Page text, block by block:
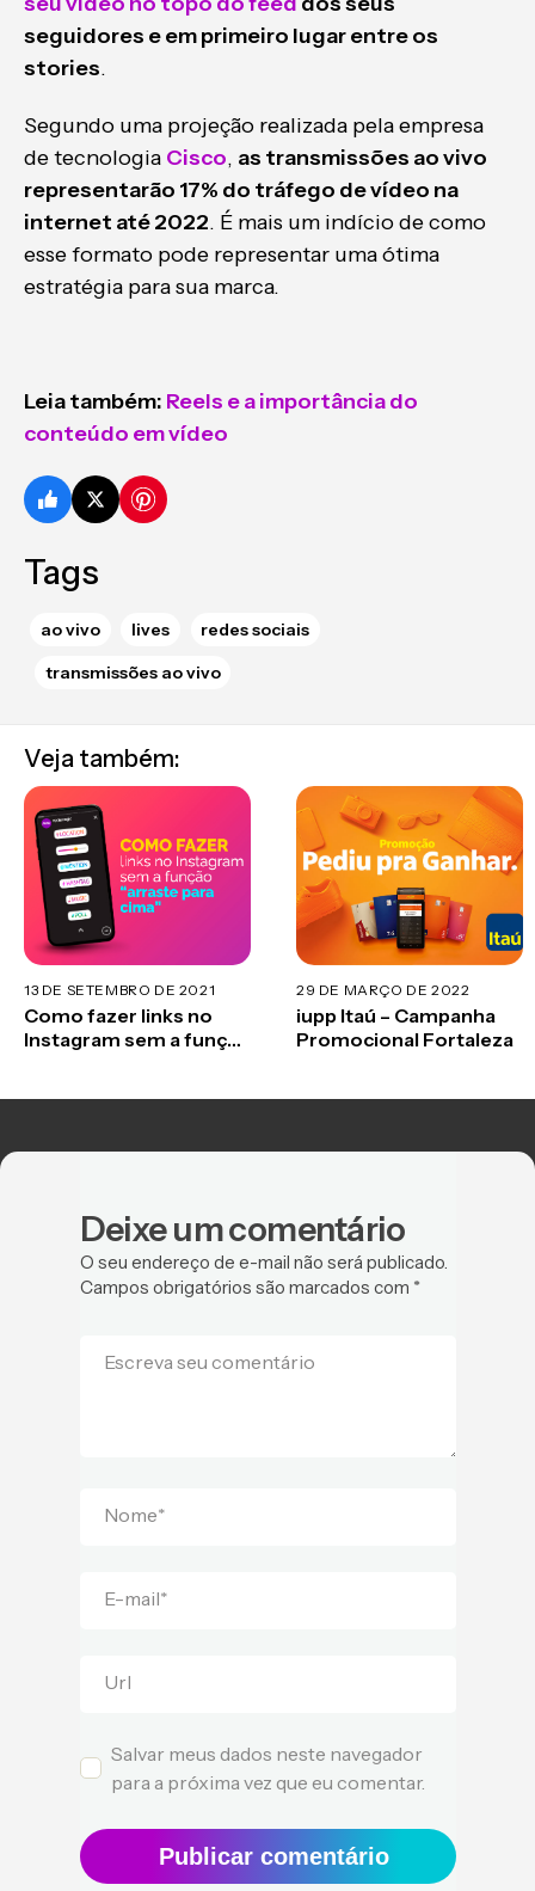
seguidores e em primeiro lugar entre os
stories.
Segundo uma projeção realizada pela empresa
de tecnologia Cisco, as transmissões ao vivo
representarão 17% do tráfego de vídeo na
internet até 2022. É mais um indício de como
esse formato pode representar uma ótima
estratégia para sua marca.
Leia também: Reels e a importância do
conteúdo em vídeo
Tags
ao vivo lives redes sociais
transmissões ao vivo
Veja também:
13 DE SETEMBRO DE 2021
Como fazer links no
Instagram sem a função
29 DE MARÇO DE 2022
iupp Itaú – Campanha
Promocional Fortaleza
Deixe um comentário
O seu endereço de e-mail não será publicado.
Campos obrigatórios são marcados com *
Escreva seu comentário
Nome*
E-mail*
Url
Salvar meus dados neste navegador
para a próxima vez que eu comentar.
Publicar comentário